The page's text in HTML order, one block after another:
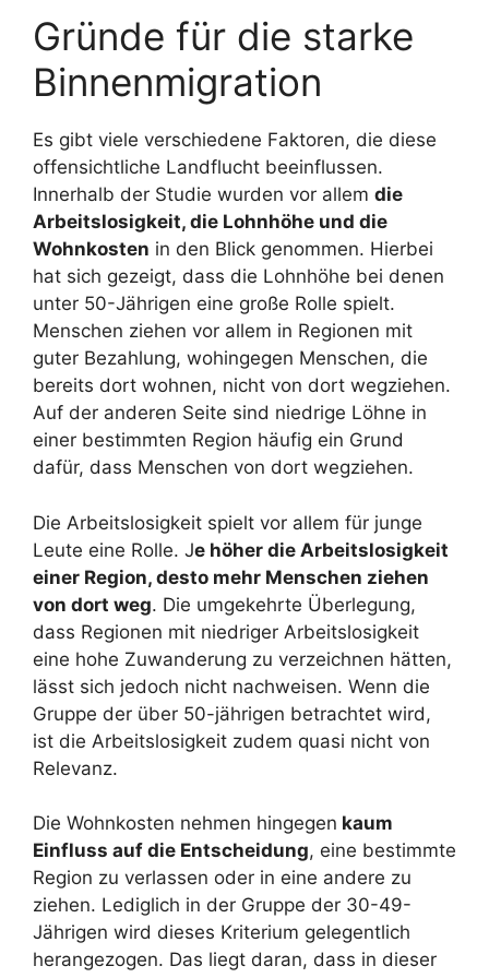
Gründe für die starke
Binnenmigration
Es gibt viele verschiedene Faktoren, die diese
offensichtliche Landflucht beeinflussen.
Innerhalb der Studie wurden vor allem die
Arbeitslosigkeit, die Lohnhöhe und die
Wohnkosten in den Blick genommen. Hierbei
hat sich gezeigt, dass die Lohnhöhe bei denen
unter 50-Jährigen eine große Rolle spielt.
Menschen ziehen vor allem in Regionen mit
guter Bezahlung, wohingegen Menschen, die
bereits dort wohnen, nicht von dort wegziehen.
Auf der anderen Seite sind niedrige Löhne in
einer bestimmten Region häufig ein Grund
dafür, dass Menschen von dort wegziehen.
Die Arbeitslosigkeit spielt vor allem für junge
Leute eine Rolle. Je höher die Arbeitslosigkeit
einer Region, desto mehr Menschen ziehen
von dort weg. Die umgekehrte Überlegung,
dass Regionen mit niedriger Arbeitslosigkeit
eine hohe Zuwanderung zu verzeichnen hätten,
lässt sich jedoch nicht nachweisen. Wenn die
Gruppe der über 50-jährigen betrachtet wird,
ist die Arbeitslosigkeit zudem quasi nicht von
Relevanz.
Die Wohnkosten nehmen hingegen kaum
Einfluss auf die Entscheidung, eine bestimmte
Region zu verlassen oder in eine andere zu
ziehen. Lediglich in der Gruppe der 30-49-
Jährigen wird dieses Kriterium gelegentlich
herangezogen. Das liegt daran, dass in dieser